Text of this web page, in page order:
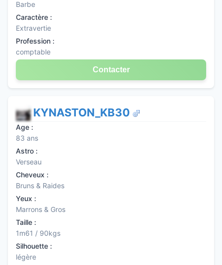
Barbe
Caractère :
Extravertie
Profession :
comptable
Contacter
KYNASTON_KB30
Age :
83 ans
Astro :
Verseau
Cheveux :
Bruns & Raides
Yeux :
Marrons & Gros
Taille :
1m61 / 90kgs
Silhouette :
légère